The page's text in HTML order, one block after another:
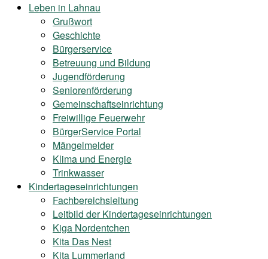
Leben in Lahnau
Grußwort
Geschichte
Bürgerservice
Betreuung und Bildung
Jugendförderung
Seniorenförderung
Gemeinschaftseinrichtung
Freiwillige Feuerwehr
BürgerService Portal
Mängelmelder
Klima und Energie
Trinkwasser
Kindertageseinrichtungen
Fachbereichsleitung
Leitbild der Kindertageseinrichtungen
Kiga Nordentchen
Kita Das Nest
Kita Lummerland